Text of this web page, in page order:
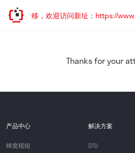
址已迁移，欢迎访问新址：https://
Thanks for your
产品中心
蜂窝模组
解决方案
DTU